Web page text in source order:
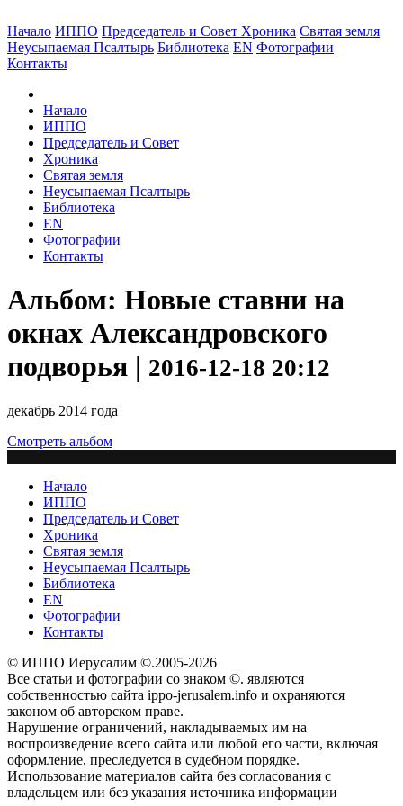
Начало ИППО Председатель и Совет Хроника Святая земля
Неусыпаемая Псалтырь Библиотека EN Фотографии
Контакты
Начало
ИППО
Председатель и Совет
Хроника
Святая земля
Неусыпаемая Псалтырь
Библиотека
EN
Фотографии
Контакты
Альбом: Новые ставни на
окнах Александровского
подворья | 2016-12-18 20:12
декабрь 2014 года
Смотреть альбом
Начало
ИППО
Председатель и Совет
Хроника
Святая земля
Неусыпаемая Псалтырь
Библиотека
EN
Фотографии
Контакты
© ИППО Иерусалим ©.2005-2026
Все статьи и фотографии со знаком ©. являются
собственностью сайта ippo-jerusalem.info и охраняются
законом об авторском праве.
Нарушение ограничений, накладываемых им на
воспроизведение всего сайта или любой его части, включая
оформление, преследуется в судебном порядке.
Использование материалов сайта без согласования с
владельцем или без указания источника информации